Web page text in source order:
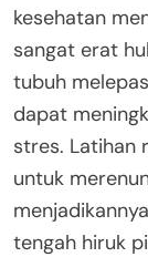
kesehatan
sangat erat
tubuh
dapat
stres. Latihan
untuk
tengah hiruk